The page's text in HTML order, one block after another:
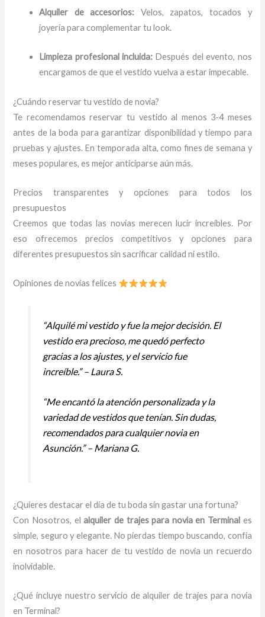
Alquiler de accesorios: Velos, zapatos, tocados y
joyería para complementar tu look.
Limpieza profesional incluida: Después del evento, nos
encargamos de que el vestido vuelva a estar impecable.
¿Cuándo reservar tu vestido de novia?
Te recomendamos reservar tu vestido al menos 3-4 meses
antes de la boda para garantizar disponibilidad y tiempo para
pruebas y ajustes. En temporada alta, como fines de semana y
meses populares, es mejor anticiparse aún más.
Precios transparentes y opciones para todos los
presupuestos
Creemos que todas las novias merecen lucir increíbles. Por
eso ofrecemos precios competitivos y opciones para
diferentes presupuestos sin sacrificar calidad ni estilo.
Opiniones de novias felices
“Alquilé mi vestido y fue la mejor decisión. El
vestido era precioso, me quedó perfecto
gracias a los ajustes, y el servicio fue
increíble.” – Laura S.
“Me encantó la atención personalizada y la
variedad de vestidos que tenían. Sin dudas,
recomendados para cualquier novia en
Asunción.” – Mariana G.
¿Quieres destacar el día de tu boda sin gastar una fortuna?
Con Nosotros, elalquiler de trajes para novia en Terminales
simple, seguro y elegante. No pierdas tiempo buscando, confía
en nosotros para hacer de tu vestido de novia un recuerdo
inolvidable.
¿Qué incluye nuestro servicio de alquiler de trajes para novia
en Terminal?